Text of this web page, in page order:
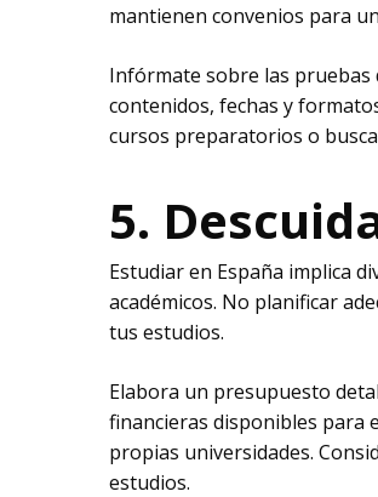
mantienen convenios para
Infórmate sobre las pruebas
contenidos, fechas y
cursos preparatorios o
5.
Estudiar en España implica
académicos. No planificar
tus estudios.​
Elabora un presupuesto
financieras disponibles para
propias universidades.
estudios.​